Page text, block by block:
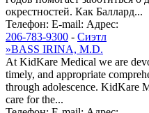
окрестностей. Как Баллард...
Телефон: E-mail: Адрес:
206-783-9300 - Сиэтл
»BASS IRINA, M.D.
At KidKare Medical we are
timely, and appropriate
through adolescence. KidKare
care for the...